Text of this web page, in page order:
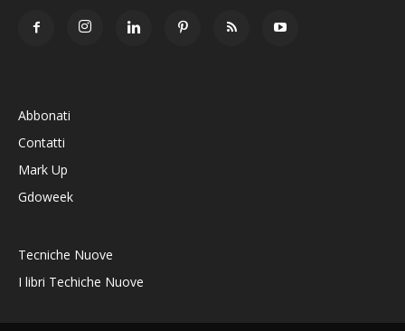
Abbonati
Contatti
Mark Up
Gdoweek
Tecniche Nuove
I libri Techiche Nuove